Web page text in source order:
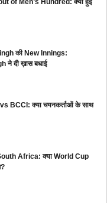
of Men’s Hundred: क्यों हुई
की New Innings:
ने दी ख़ास बधाई
BCCI: क्या चयनकर्ताओं के साथ
Africa: क्या World Cup